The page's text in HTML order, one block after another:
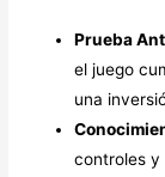
Prueba
el juego
una
controles y